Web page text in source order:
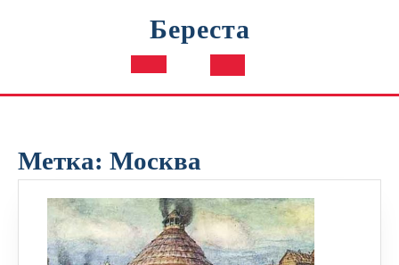
Береста
Кнопка
Метка: Москва